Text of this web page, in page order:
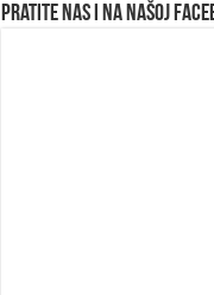
Pratite nas i na našoj